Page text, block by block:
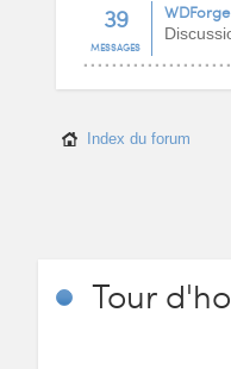
39
MESSAGES
WDForge
Index du forum
Tour